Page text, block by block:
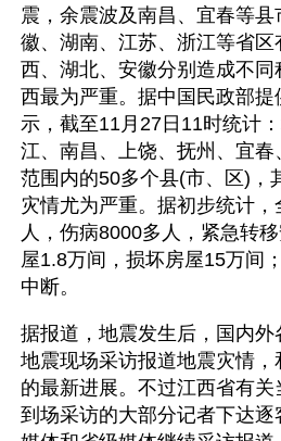
震，余震波及南昌、宜春等
徽、湖南、江苏、浙江等省
西、湖北、安徽分别造成不
西最为严重。据中国民政部提
示，截至11月27日11时统计
江、南昌、上饶、抚州、宜
范围内的50多个县(市、区)，
灾情尤为严重。据初步统计
人，伤病8000多人，紧急转
屋1.8万间，损坏房屋15万间
中断。
据报道，地震发生后，国内
地震现场采访报道地震灾情
的最新进展。不过江西省有
到场采访的大部分记者下达